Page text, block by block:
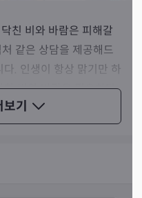
보기
친 비와 바람은 피해갈
같은 상담을 제공해드
. 인생이 항상 맑기만 하
비와 바람은 필요하다
이셨죠.